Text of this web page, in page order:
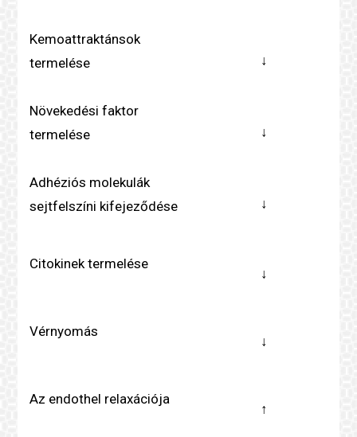
Kemoattraktánsok
termelése
↓
Növekedési faktor
termelése
↓
Adhéziós molekulák
sejtfelszíni kifejeződése
↓
Citokinek termelése
↓
Vérnyomás
↓
Az endothel relaxációja
↑